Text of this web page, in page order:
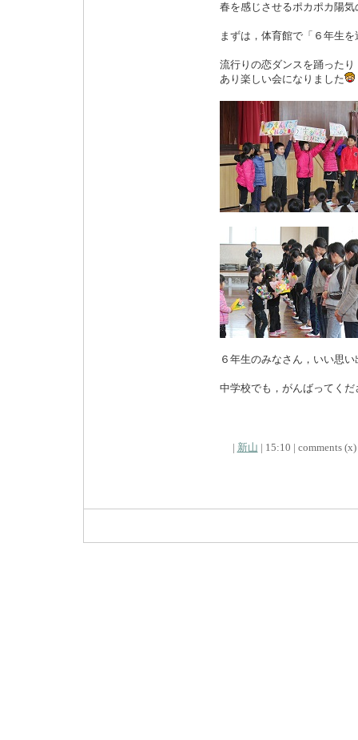
春を感じさせるポカポカ陽
まずは，体育館で「６年生
流行りの恋ダンスを踊った
あり楽しい会になりました
６年生のみなさん，いい思
中学校でも，がんばってくだ
| 新山 | 15:10 | comments